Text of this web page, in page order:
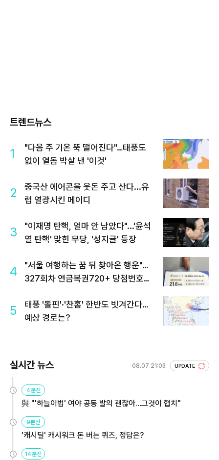
트렌드뉴스
1
"다음 주 기온 뚝 떨어진다"…태풍도
없이 열돔 박살 낸 '이것'
2
중국산 에어콘을 웃돈 주고 산다...유
럽 열광시킨 메이디
3
"이재명 탄핵, 얼마 안 남았다"...'윤석
열 탄핵' 맞힌 무당, '성지글' 등장
4
"서울 여행하는 꿈 뒤 찾아온 행운"…
327회차 연금복권720+ 당첨번호조
5
태풍 '돌핀'·'찬홈' 한반도 빗겨간다…
예상 경로는?
실시간 뉴스 08.07 21:03 UPDATE
4분전
與 "'하늘이법' 여야 공동 발의 괜찮아…그것이 협치"
9분전
'캐시딜' 캐시워크 돈 버는 퀴즈, 정답은?
14분전